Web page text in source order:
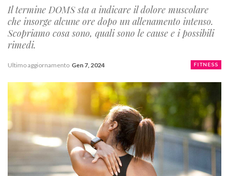
Il termine DOMS sta a indicare il dolore muscolare
che insorge alcune ore dopo un allenamento intenso.
Scopriamo cosa sono, quali sono le cause e i possibili
rimedi.
FITNESS
Ultimo aggiornamento Gen 7, 2024